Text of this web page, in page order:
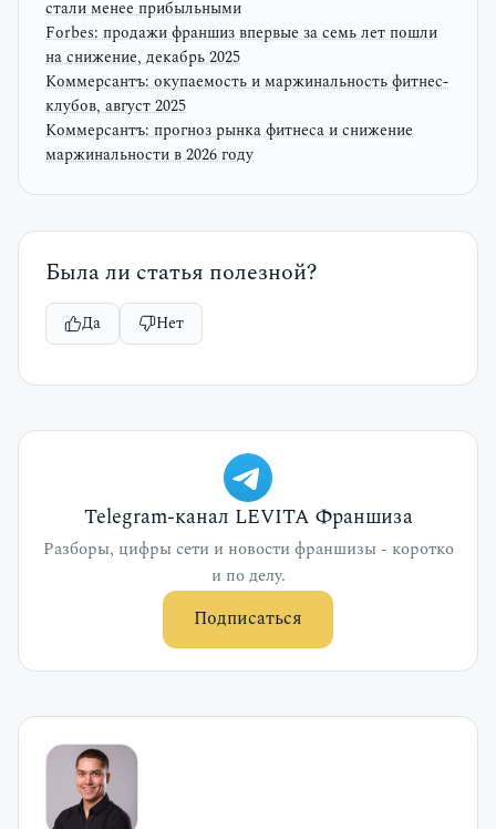
стали менее прибыльными
Forbes: продажи франшиз впервые за семь лет пошли
на снижение, декабрь 2025
Коммерсантъ: окупаемость и маржинальность фитнес-
клубов, август 2025
Коммерсантъ: прогноз рынка фитнеса и снижение
маржинальности в 2026 году
Была ли статья полезной?
Да Нет
Telegram-канал LEVITA Франшиза
Разборы, цифры сети и новости франшизы - коротко
и по делу.
Подписаться